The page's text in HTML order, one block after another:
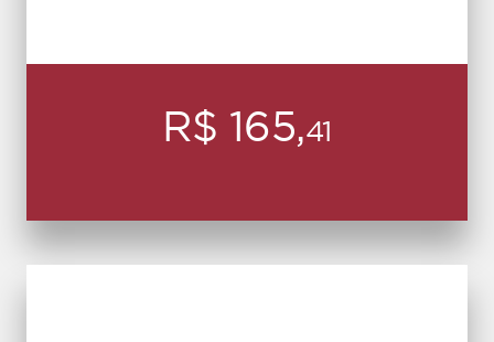
R$ 165,41